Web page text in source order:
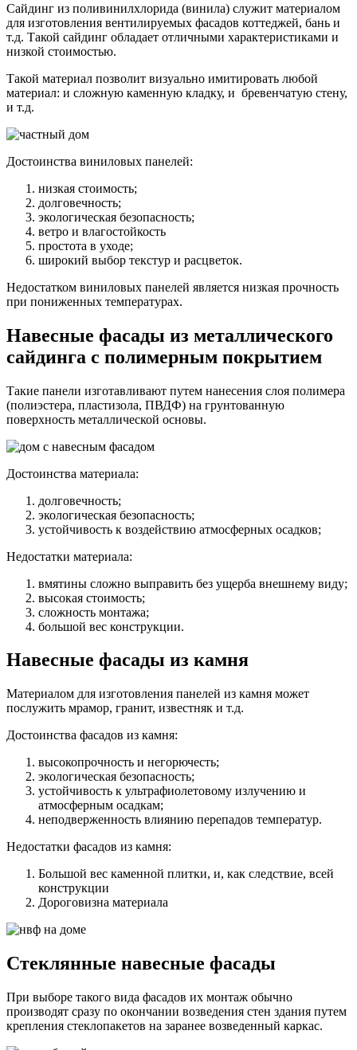
Сайдинг из поливинилхлорида (винила) служит материалом
для изготовления вентилируемых фасадов коттеджей, бань и
т.д. Такой сайдинг обладает отличными характеристиками и
низкой стоимостью.
Такой материал позволит визуально имитировать любой
материал: и сложную каменную кладку, и бревенчатую стену,
и т.д.
Достоинства виниловых панелей:
низкая стоимость;
долговечность;
экологическая безопасность;
ветро и влагостойкость
простота в уходе;
широкий выбор текстур и расцветок.
Недостатком виниловых панелей является низкая прочность
при пониженных температурах.
Навесные фасады из металлического
сайдинга с полимерным покрытием
Такие панели изготавливают путем нанесения слоя полимера
(полиэстера, пластизола, ПВДФ) на грунтованную
поверхность металлической основы.
Достоинства материала:
долговечность;
экологическая безопасность;
устойчивость к воздействию атмосферных осадков;
Недостатки материала:
вмятины сложно выправить без ущерба внешнему виду;
высокая стоимость;
сложность монтажа;
большой вес конструкции.
Навесные фасады из камня
Материалом для изготовления панелей из камня может
послужить мрамор, гранит, известняк и т.д.
Достоинства фасадов из камня:
высокопрочность и негорючесть;
экологическая безопасность;
устойчивость к ультрафиолетовому излучению и
атмосферным осадкам;
неподверженность влиянию перепадов температур.
Недостатки фасадов из камня:
Большой вес каменной плитки, и, как следствие, всей
конструкции
Дороговизна материала
Стеклянные навесные фасады
При выборе такого вида фасадов их монтаж обычно
производят сразу по окончании возведения стен здания путем
крепления стеклопакетов на заранее возведенный каркас.